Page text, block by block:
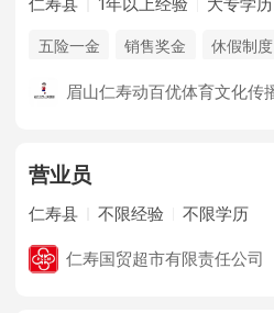
仁寿县 1年以上经验 大专学历
五险一金 销售奖金 休假制度
营业员
仁寿县 不限经验 不限学历
仁寿国贸超市有限责任公司